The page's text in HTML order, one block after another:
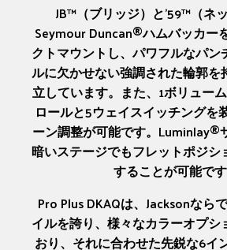
JB™（ブリッジ）と'59™（ネ
Seymour Duncan®ハムバッカー
クトマウントし、パワフルなパン
ルに欠かせない強調された輪郭を
立しています。また、1ボリュー
ロールと5ウェイスイッチングを
ーン調整が可能です。Luminlay®
暗いステージでもフレットポジシ
することが可能です
Pro Plus DKAQは、Jacksonなら
イルを誇り、様々なカラーオプシ
おり、それに合わせた先鋭な6イ